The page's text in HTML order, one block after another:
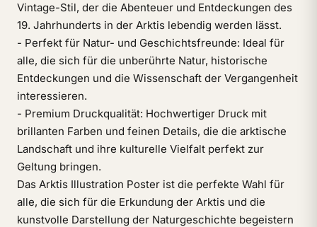
Vintage-Stil, der die Abenteuer und Entdeckungen des
19. Jahrhunderts in der Arktis lebendig werden lässt.
- Perfekt für Natur- und Geschichtsfreunde: Ideal für
alle, die sich für die unberührte Natur, historische
Entdeckungen und die Wissenschaft der Vergangenheit
interessieren.
- Premium Druckqualität: Hochwertiger Druck mit
brillanten Farben und feinen Details, die die arktische
Landschaft und ihre kulturelle Vielfalt perfekt zur
Geltung bringen.
Das Arktis Illustration Poster ist die perfekte Wahl für
alle, die sich für die Erkundung der Arktis und die
kunstvolle Darstellung der Naturgeschichte begeistern